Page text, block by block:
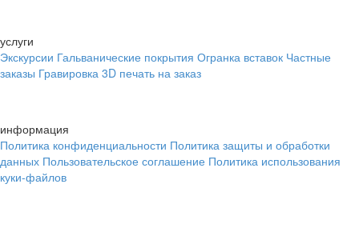
услуги
Экскурсии Гальванические покрытия Огранка вставок Частные
заказы Гравировка 3D печать на заказ
информация
Политика конфиденциальности Политика защиты и обработки
данных Пользовательское соглашение Политика использования
куки-файлов